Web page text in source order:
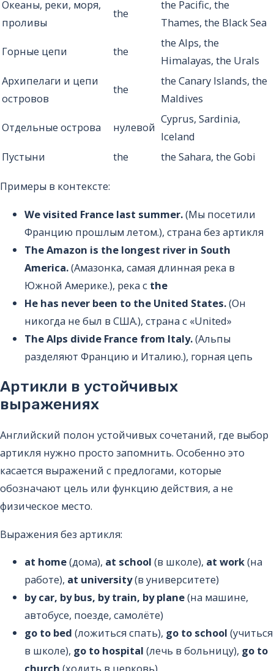
Океаны, реки, моря,
проливы
the
the Pacific, the
Thames, the Black Sea
Горные цепи the
the Alps, the
Himalayas, the Urals
Архипелаги и цепи
островов
the
the Canary Islands, the
Maldives
Отдельные острова нулевой
Cyprus, Sardinia,
Iceland
Пустыни
the the Sahara, the Gobi
Примеры в контексте:
We visited France last summer.(Мы посетили
Францию прошлым летом.), страна без артикля
The Amazon is the longest river in South
America.(Амазонка, самая длинная река в
Южной Америке.), река с the
He has never been to the United States.(Он
никогда не был в США.), страна с «United»
The Alps divide France from Italy.(Альпы
разделяют Францию и Италию.), горная цепь
Артикли в устойчивых
выражениях
Английский полон устойчивых сочетаний, где выбор
артикля нужно просто запомнить. Особенно это
касается выражений с предлогами, которые
обозначают цель или функцию действия, а не
физическое место.
Выражения без артикля:
at home(дома), at school (в школе), at work(на
работе), at university(в университете)
by car, by bus, by train, by plane(на машине,
автобусе, поезде, самолёте)
go to bed (ложиться спать), go to school (учиться
в школе), go to hospital (лечь в больницу), go to